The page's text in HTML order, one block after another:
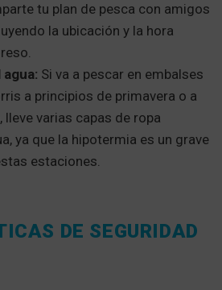
tu plan de pesca con amigos
la ubicación y la hora
Si va a pescar en embalses
a principios de primavera o a
varias capas de ropa
ya que la hipotermia es un grave
estaciones.
DE SEGURIDAD